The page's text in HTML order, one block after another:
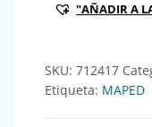
"AÑADIR A
SKU: 712417
Etiqueta: MAPED